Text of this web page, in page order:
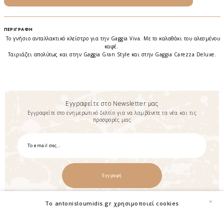
ΠΕΡΙΓΡΑΦΉ
Το γνήσιο ανταλλακτικό κλείστρο για την Gaggia Viva. Με το καλαθάκι του αλεσμένου
καφέ.
Ταιριάζει απολύτως και στην Gaggia Gran Style και στην Gaggia Carezza Deluxe.
Εγγραφείτε στο Newsletter μας
Εγγραφείτε στο ενημερωτικό δελτίο για να λαμβάνετε τα νέα και τις
προσφορές μας
Εγγραφή
×
To antonisloumidis.gr χρησιμοποιεί cookies